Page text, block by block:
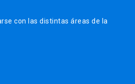
con las distintas áreas de la